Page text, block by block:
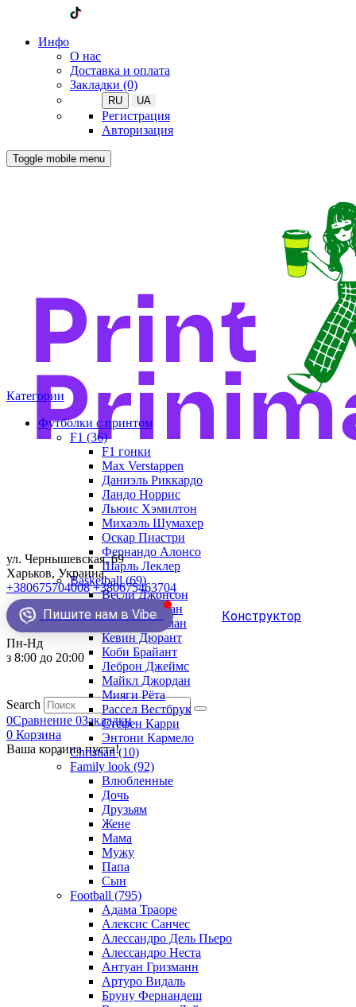
Инфо
О нас
Доставка и оплата
Закладки (0)
RU UA
Регистрация
Авторизация
Toggle mobile menu
ул. Чернышевская, 69
Харьков, Украина
+380675704008 +380675463704
Пишите нам в Viber Конструктор
Пн-Нд
з 8:00 до 20:00
Search
0Сравнение 0Закладки
0 Корзина
Ваша корзина пуста!
Категории
Футболки с принтом
F1 (36)
F1 гонки
Max Verstappen
Даниэль Риккардо
Ландо Норрис
Льюис Хэмилтон
Михаэль Шумахер
Оскар Пиастри
Фернандо Алонсо
Шарль Леклер
Basketball (69)
Весли Джонсон
Демар Деразан
Деннис Родман
Кевин Дюрант
Коби Брайант
Леброн Джеймс
Майкл Джордан
Мияги Рёта
Рассел Вестбрук
Стефен Карри
Энтони Кармело
Christian (10)
Family look (92)
Влюбленные
Дочь
Друзьям
Жене
Мама
Мужу
Папа
Сын
Football (795)
Адама Траоре
Алексис Санчес
Алессандро Дель Пьеро
Алессандро Неста
Антуан Гризманн
Артуро Видаль
Бруну Фернандеш